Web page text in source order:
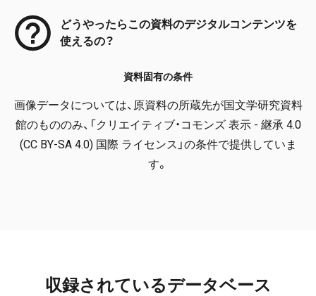
どうやったらこの資料のデジタルコンテンツを
使えるの？
資料固有の条件
画像データについては、原資料の所蔵先が国文学研究資料
館のもののみ、「クリエイティブ・コモンズ 表示 - 継承 4.0
(CC BY-SA 4.0) 国際 ライセンス」の条件で提供していま
す。
収録されているデータベース